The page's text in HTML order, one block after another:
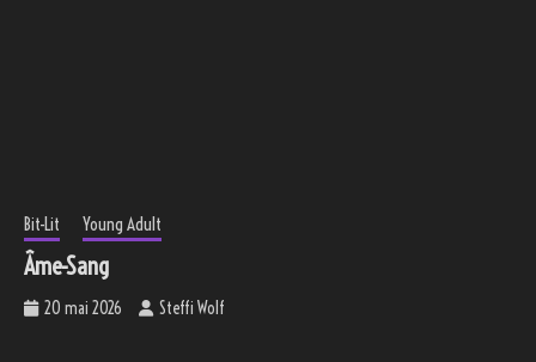
Bit-Lit Young Adult
Âme-Sang
20 mai 2026 Steffi Wolf